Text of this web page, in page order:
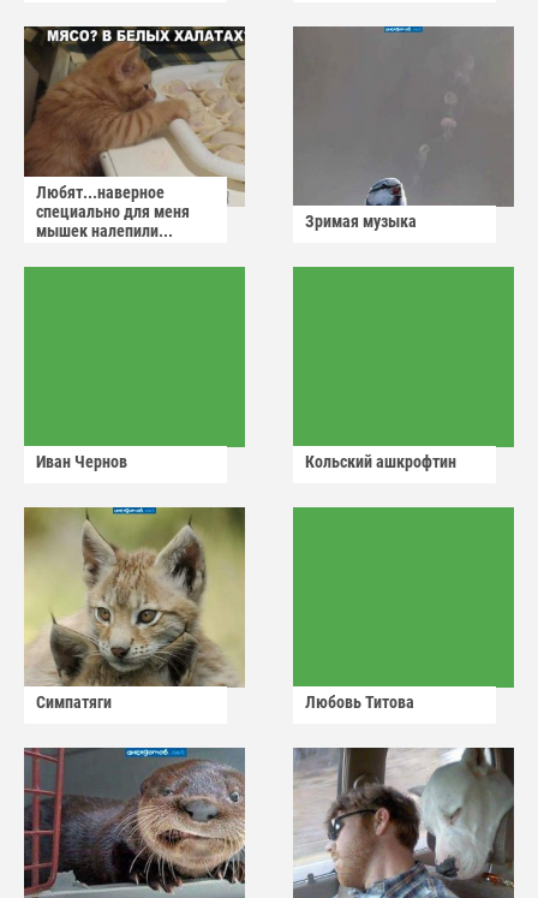
Любят...наверное
специально для меня
мышек налепили...
Зримая музыка
Иван Чернов Кольский ашкрофтин
Симпатяги Любовь Титова